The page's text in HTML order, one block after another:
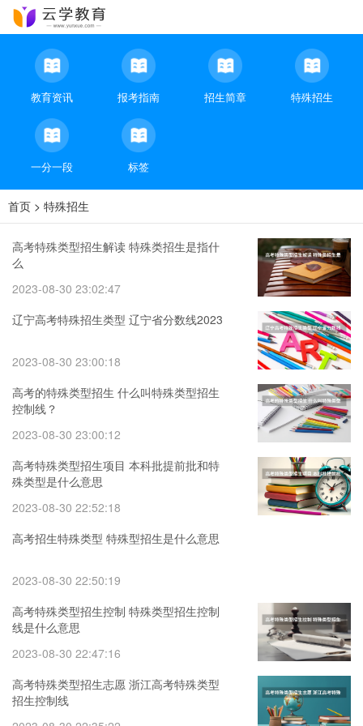
教育资讯 报考指南 招生简章 特殊招生
一分一段 标签
首页 > 特殊招生
高考特殊类型招生解读 特殊类招生是指什
么
2023-08-30 23:02:47
辽宁高考特殊招生类型 辽宁省分数线2023
2023-08-30 23:00:18
高考的特殊类型招生 什么叫特殊类型招生
控制线？
2023-08-30 23:00:12
高考特殊类型招生项目 本科批提前批和特
殊类型是什么意思
2023-08-30 22:52:18
高考招生特殊类型 特殊型招生是什么意思
2023-08-30 22:50:19
高考特殊类型招生控制 特殊类型招生控制
线是什么意思
2023-08-30 22:47:16
高考特殊类型招生志愿 浙江高考特殊类型
招生控制线